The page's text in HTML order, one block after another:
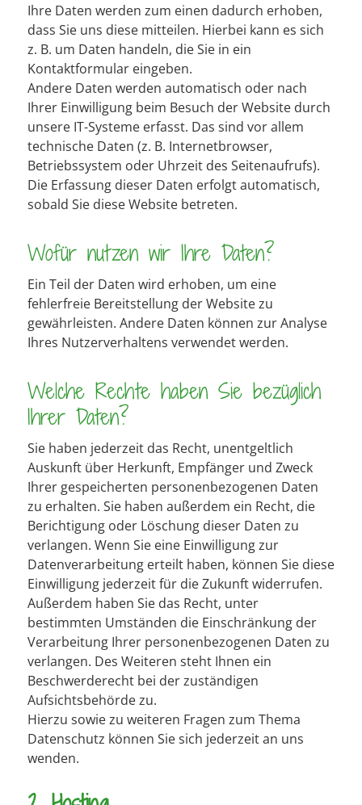
Ihre Daten werden zum einen dadurch erhoben,
dass Sie uns diese mitteilen. Hierbei kann es sich
z. B. um Daten handeln, die Sie in ein
Kontaktformular eingeben.
Andere Daten werden automatisch oder nach
Ihrer Einwilligung beim Besuch der Website durch
unsere IT-Systeme erfasst. Das sind vor allem
technische Daten (z. B. Internetbrowser,
Betriebssystem oder Uhrzeit des Seitenaufrufs).
Die Erfassung dieser Daten erfolgt automatisch,
sobald Sie diese Website betreten.
Wofür nutzen wir Ihre Daten?
Ein Teil der Daten wird erhoben, um eine
fehlerfreie Bereitstellung der Website zu
gewährleisten. Andere Daten können zur Analyse
Ihres Nutzerverhaltens verwendet werden.
Welche Rechte haben Sie bezüglich
Ihrer Daten?
Sie haben jederzeit das Recht, unentgeltlich
Auskunft über Herkunft, Empfänger und Zweck
Ihrer gespeicherten personenbezogenen Daten
zu erhalten. Sie haben außerdem ein Recht, die
Berichtigung oder Löschung dieser Daten zu
verlangen. Wenn Sie eine Einwilligung zur
Datenverarbeitung erteilt haben, können Sie diese
Einwilligung jederzeit für die Zukunft widerrufen.
Außerdem haben Sie das Recht, unter
bestimmten Umständen die Einschränkung der
Verarbeitung Ihrer personenbezogenen Daten zu
verlangen. Des Weiteren steht Ihnen ein
Beschwerderecht bei der zuständigen
Aufsichtsbehörde zu.
Hierzu sowie zu weiteren Fragen zum Thema
Datenschutz können Sie sich jederzeit an uns
wenden.